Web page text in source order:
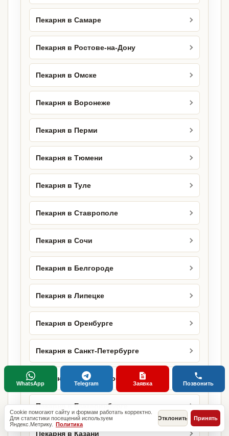
Пекарня в Самаре
Пекарня в Ростове-на-Дону
Пекарня в Омске
Пекарня в Воронеже
Пекарня в Перми
Пекарня в Тюмени
Пекарня в Туле
Пекарня в Ставрополе
Пекарня в Сочи
Пекарня в Белгороде
Пекарня в Липецке
Пекарня в Оренбурге
Пекарня в Санкт-Петербурге
Пекарня в Новосибирске
Пекарня в Екатеринбурге
Пекарня в Казани
Cookie помогают сайту и формам работать корректно.
Для статистики посещений используем
Яндекс.Метрику. Политика
Отклонить Принять
WhatsApp Telegram Заявка Позвонить